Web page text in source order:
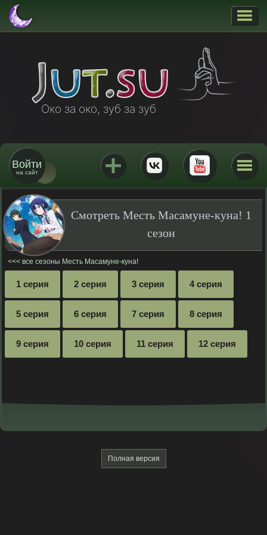
Око за око, зуб за зуб
Войти
на сайт
Смотреть Месть Масамуне-куна! 1
сезон
все сезоны Месть Масамуне-куна!
1 серия 2 серия 3 серия 4 серия
5 серия 6 серия 7 серия 8 серия
9 серия 10 серия 11 серия 12 серия
Полная версия